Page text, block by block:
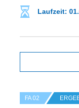
Laufzeit:
FA 02